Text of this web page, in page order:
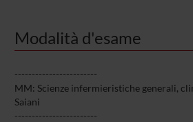
Modalità d'esame
------------------------
MM: Scienze infermieristiche generali,
Saiani
------------------------